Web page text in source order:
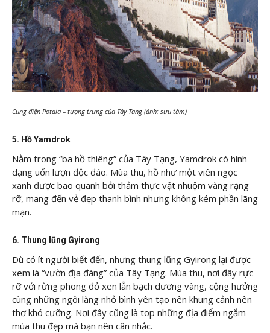
Cung điện Potala – tượng trưng của Tây Tạng (ảnh: sưu tầm)
5. Hồ Yamdrok
Nằm trong “ba hồ thiêng” của Tây Tạng, Yamdrok có hình
dạng uốn lượn độc đáo. Mùa thu, hồ như một viên ngọc
xanh được bao quanh bởi thảm thực vật nhuộm vàng rạng
rỡ, mang đến vẻ đẹp thanh bình nhưng không kém phần lãng
mạn.
6. Thung lũng Gyirong
Dù có ít người biết đến, nhưng thung lũng Gyirong lại được
xem là “vườn địa đàng” của Tây Tạng. Mùa thu, nơi đây rực
rỡ với rừng phong đỏ xen lẫn bạch dương vàng, cộng hưởng
cùng những ngôi làng nhỏ bình yên tạo nên khung cảnh nên
thơ khó cưỡng. Nơi đây cũng là top những địa điểm ngắm
mùa thu đẹp mà bạn nên cân nhắc.